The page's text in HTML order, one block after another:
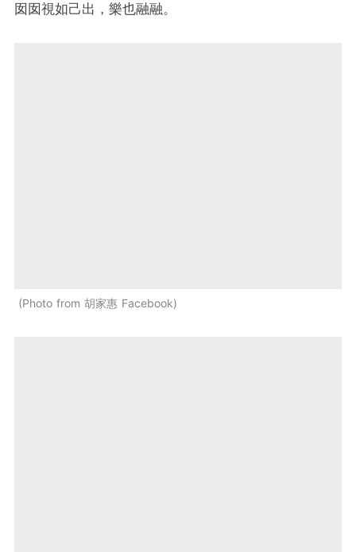
囡囡視如己出，樂也融融。
Photo from 胡家惠 Facebook